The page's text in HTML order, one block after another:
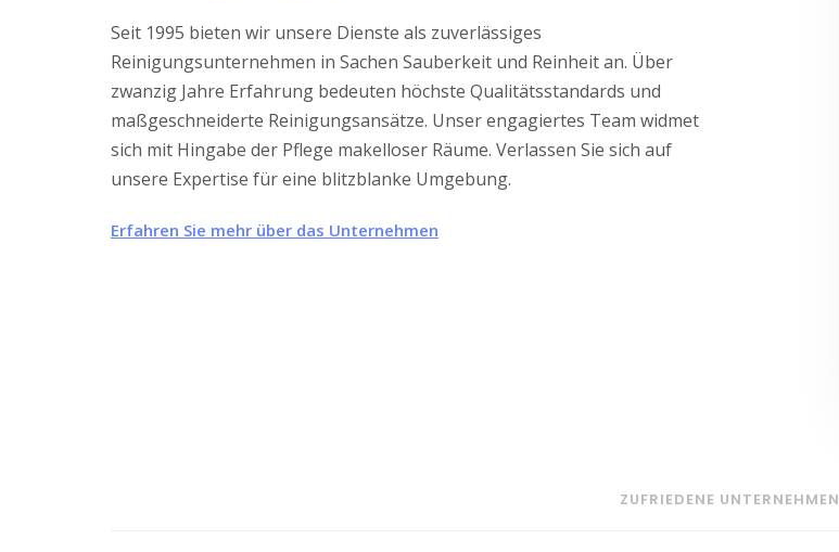
Seit 1995 bieten wir unsere Dienste als zuverlässiges
Reinigungsunternehmen in Sachen Sauberkeit und Reinheit an. Über
zwanzig Jahre Erfahrung bedeuten höchste Qualitätsstandards und
maßgeschneiderte Reinigungsansätze. Unser engagiertes Team widmet
sich mit Hingabe der Pflege makelloser Räume. Verlassen Sie sich auf
unsere Expertise für eine blitzblanke Umgebung.
Erfahren Sie mehr über das Unternehmen
ZUFRIEDENE UNTERNEHMEN